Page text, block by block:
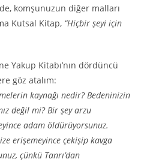
komşunuzun diğer malları
Kutsal Kitap, “Hiçbir şeyi için
Yakup Kitabı’nın dördüncü
göz atalım:
kaynağı nedir? Bedeninizin
değil mi? Bir şey arzu
adam öldürüyorsunuz.
erişemeyince çekişip kavga
çünkü Tanrı’dan